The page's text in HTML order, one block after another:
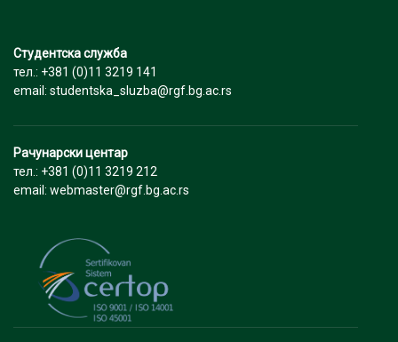
Студентска служба
тел.: +381 (0)11 3219 141
email: studentska_sluzba@rgf.bg.ac.rs
Рачунарски центар
тел.: +381 (0)11 3219 212
email: webmaster@rgf.bg.ac.rs